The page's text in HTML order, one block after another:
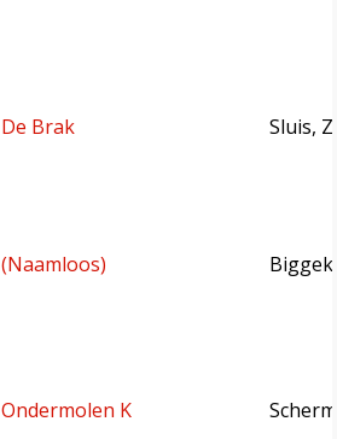
De Brak Sluis,
(Naamloos)
Ondermolen K